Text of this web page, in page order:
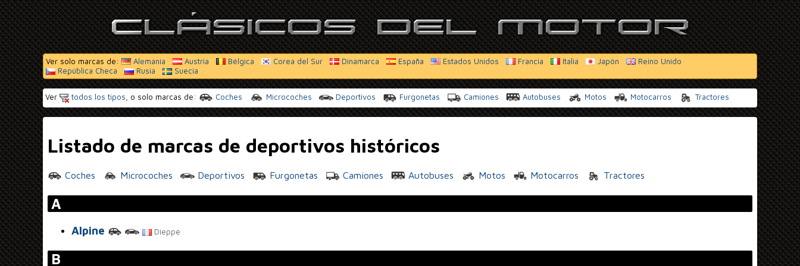
Ver solo marcas de: Alemania Austria Bélgica Corea del Sur Dinamarca España Estados Unidos Francia Italia Japón
Reino Unido
República Checa
Rusia Suecia
Ver todos los tipos , o solo marcas de: Coches Microcoches Deportivos Furgonetas Camiones Autobuses Motos Motocarros Tractores
Listado de marcas de deportivos históricos
Coches Microcoches Deportivos Furgonetas Camiones Autobuses Motos Motocarros Tractores
A
Alpine Dieppe
B